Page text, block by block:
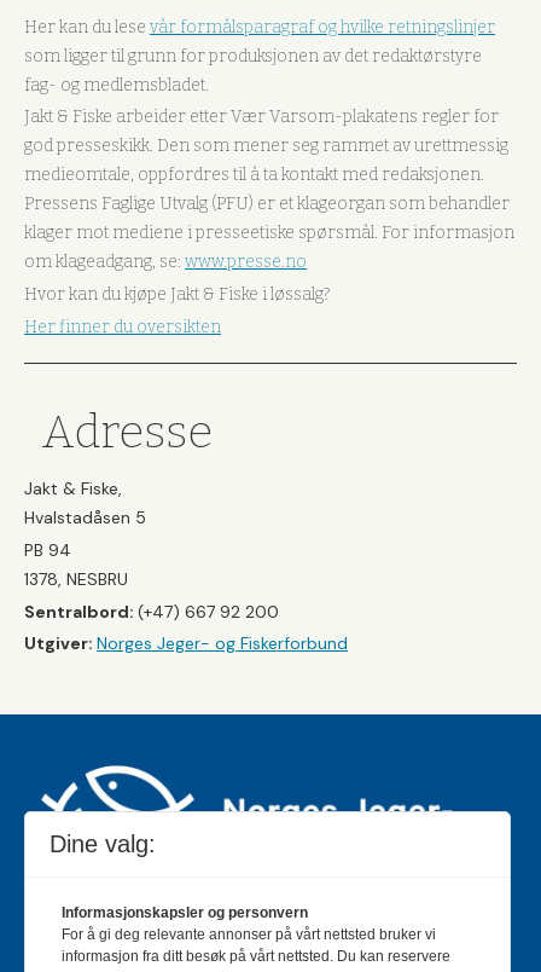
Her kan du lese vår formålsparagraf og hvilke retningslinjer
som ligger til grunn for produksjonen av det redaktørstyre
fag- og medlemsbladet.
Jakt & Fiske arbeider etter Vær Varsom-plakatens regler for
god presseskikk. Den som mener seg rammet av urettmessig
medieomtale, oppfordres til å ta kontakt med redaksjonen.
Pressens Faglige Utvalg (PFU) er et klageorgan som behandler
klager mot mediene i presseetiske spørsmål. For informasjon
om klageadgang, se: www.presse.no
Hvor kan du kjøpe Jakt & Fiske i løssalg?
Her finner du oversikten
Adresse
Jakt & Fiske,
Hvalstadåsen 5
PB 94
1378, NESBRU
Sentralbord: (+47) 667 92 200
Utgiver: Norges Jeger- og Fiskerforbund
Jakt & Fiske er landets største og eldste magasin for
Dine valg:
Informasjonskapsler og personvern
For å gi deg relevante annonser på vårt nettsted bruker vi
informasjon fra ditt besøk på vårt nettsted. Du kan reservere